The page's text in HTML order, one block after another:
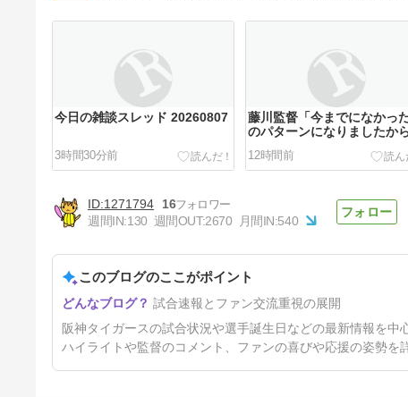
今日の雑談スレッド 20260807
3時間30分前
藤川監督「今までになかっ
のパターンになりましたから
12時間前
「今夜は横浜スターナイト！白
星は誰の手に！」今日はサンテ
25時間前
1271794
16
週間IN:130 週間OUT:2670 月間IN:540
このブログのここがポイント
試合速報とファン交流重視の展開
阪神タイガースの試合状況や選手誕生日などの最新情報を
ハイライトや監督のコメント、ファンの喜びや応援の姿勢を